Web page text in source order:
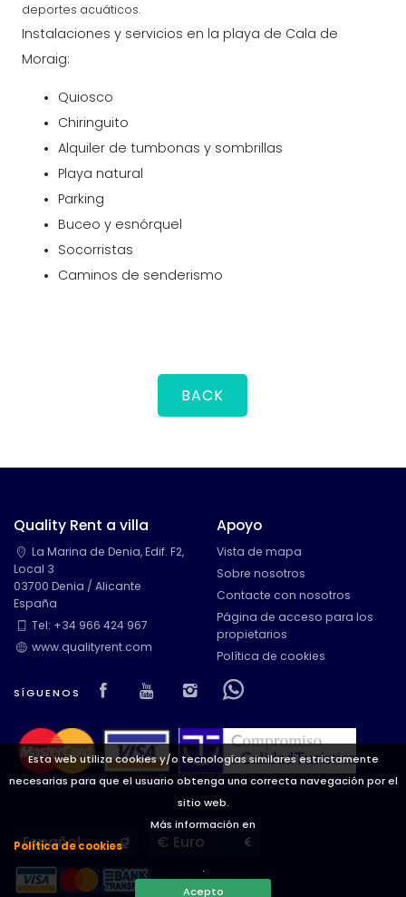
Esta web utiliza cookies y/o tecnologías similares estrictamente
necesarias para que el usuario obtenga una correcta navegación por el
sitio web.
Más información en
Política de cookies
.
Acepto
deportes acuáticos.
Instalaciones y servicios en la playa de Cala de
Moraig:
Quiosco
Chiringuito
Alquiler de tumbonas y sombrillas
Playa natural
Parking
Buceo y esnórquel
Socorristas
Caminos de senderismo
BACK
Quality Rent a villa
La Marina de Denia, Edif. F2,
Local 3
03700 Denia / Alicante
España
Tel: +34 966 424 967
www.qualityrent.com
SÍGUENOS Visit our Facebook page
Visit our youtube page
Visit our isntagram page
Visit our
Apoyo
Vista de mapa
Sobre nosotros
Contacte con nosotros
Página de acceso para los
propietarios
Política de cookies
Languages Currencies